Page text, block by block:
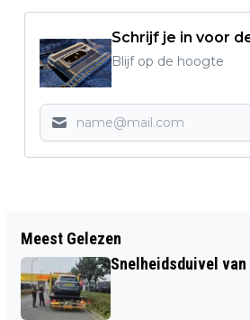
Schrijf je in voor
Blijf op de hoogte
WAKKER KEERT TERUG
SUCCESVOLLE SINGER-
JEANGU MACROOY
Meest Gelezen
Snelheidsduivel van